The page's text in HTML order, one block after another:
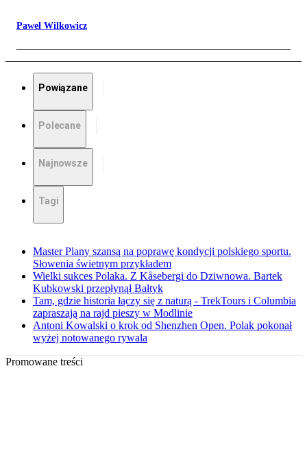
Paweł Wilkowicz
Powiązane
Polecane
Najnowsze
Tagi
Master Plany szansą na poprawę kondycji polskiego sportu.
Słowenia świetnym przykładem
Wielki sukces Polaka. Z Kåsebergi do Dziwnowa. Bartek
Kubkowski przepłynął Bałtyk
Tam, gdzie historia łączy się z naturą - TrekTours i Columbia
zapraszają na rajd pieszy w Modlinie
Antoni Kowalski o krok od Shenzhen Open. Polak pokonał
wyżej notowanego rywala
Promowane treści